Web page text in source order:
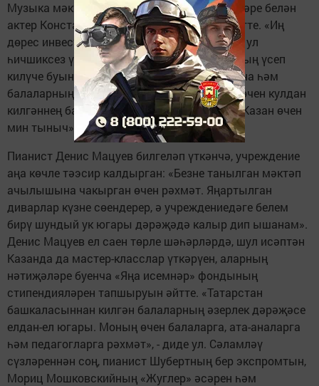
Музыка мәктәбе коллективына котлау сүзләре белән
актер Константин Хабенский мөрәҗәгать итте. «Иң
дөрес инвестиция – балаларга инвестиция, ул
һичшиксез үзен аклаяак. Мин Казан Мэрының үсеп
килүче буынны тәрбияләүне күзәтеп торуына һәм
балаларның игътибар җитмәвен сизмәсен өчен кулдан
килгәннең барысын да эшләвенә шатмын. Казан өчен
мин тыныч», - диде ул.
Пианист Денис Мацуев билгеләп үткәнчә, учреждение
аңа көчле тәэсир калдырган: «Безне танылган мәктәп
ачылышына чакырган өчен рәхмәт. Яңартылган
диварлар күзне сөендерер, ә учреждениедәге белем
бирү шундый ук югары дәрәҗәдә калыр дип ышанам».
Денис Мацуев ел саен төрле шәһәрләрдә, шул исәптән
Казанда да мастер-класслар үткәрүен, аларның
нәтиҗәләре буенча «Яңа исемнәр» фондының
стипендияләрен тапшыруын әйтте. «Татарстан
башкаласыннан килгән балаларның әзерлек дәрәҗәсе
елдан-ел югары. Моның өчен балаларга, ата-аналарга
һәм педагогларга рәхмәт», - диде ул. Сәламләү
сүзләреннән соң, пианист Шубертның бер экспромтын,
Мориц Мошковскийның «Жуглер» әсәрен һәм